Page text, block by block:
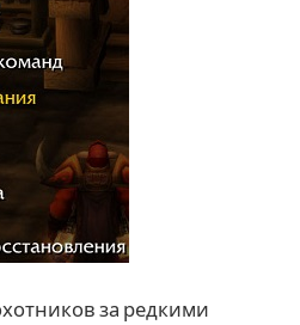
за редкими